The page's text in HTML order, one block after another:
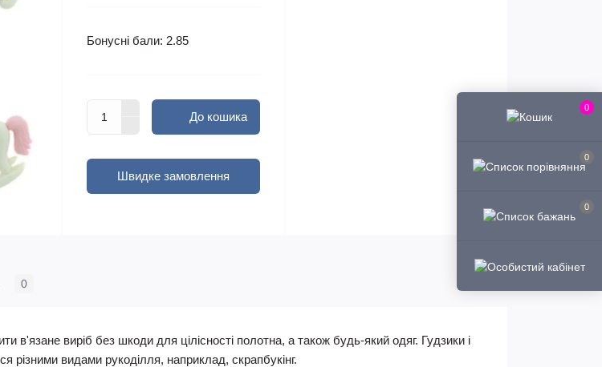
0
0
0
Бонусні бали: 2.85
До кошика
Швидке замовлення
0
виріб без шкоди для цілісності полотна, а також будь-який одяг. Гудзики і
різними видами рукоділля, наприклад, скрапбукінг.